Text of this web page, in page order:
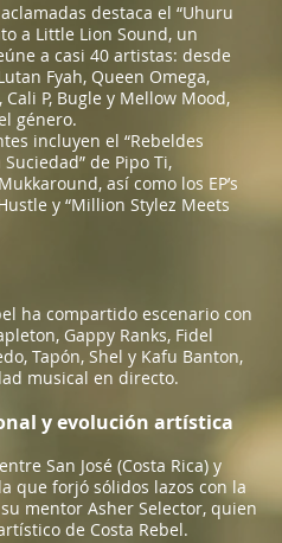
destaca el “Uhuru
a Little Lion Sound, un
a casi 40 artistas: desde
Fyah, Queen Omega,
P, Bugle y Mellow Mood,
género.
incluyen el “Rebeldes
de Pipo Ti,
así como los EP’s
y “Million Stylez Meets
ha compartido escenario con
Gappy Ranks, Fidel
Tapón, Shel y Kafu Banton,
musical en directo.
y evolución artística
San José (Costa Rica) y
que forjó sólidos lazos con la
mentor Asher Selector, quien
de Costa Rebel.